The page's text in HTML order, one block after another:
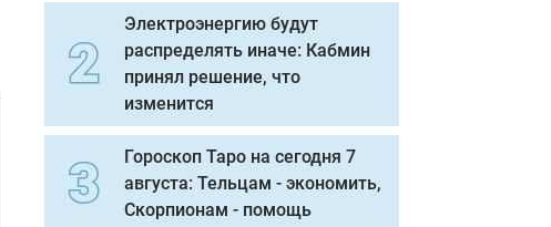
Электроэнергию будут
распределять иначе: Кабмин
принял решение, что
изменится
Гороскоп Таро на сегодня 7
августа: Тельцам - экономить,
Скорпионам - помощь